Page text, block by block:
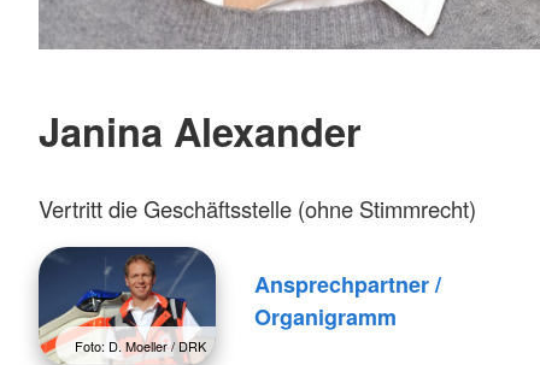
Janina Alexander
Vertritt die Geschäftsstelle (ohne Stimmrecht)
Foto: D. Moeller / DRK
Ansprechpartner /
Organigramm